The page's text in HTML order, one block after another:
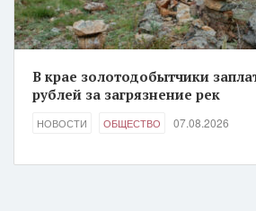
В крае золотодобытчики
рублей за загрязнение рек
НОВОСТИ ОБЩЕСТВО 07.08.2026